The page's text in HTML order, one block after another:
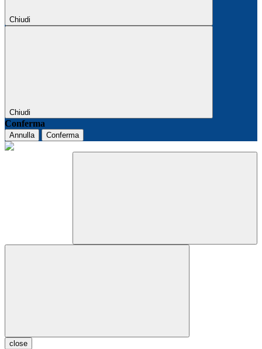
Chiudi
Chiudi
Conferma
Annulla Conferma
close